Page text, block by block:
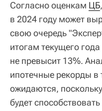
Согласно оценкам ЦБ
в 2024 году может
свою очередь
итогам текущего
не превысит 13%.
ипотечные рекорды в
ожидаются,
будет